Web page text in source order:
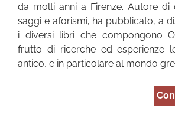
da molti anni a Firenze. Autore di
saggi e aforismi, ha pubblicato, a
i diversi libri che compongono
frutto di ricerche ed esperienze
antico, e in particolare al mondo